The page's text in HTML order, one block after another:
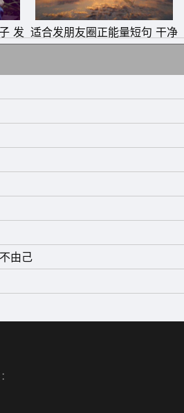
发 适合发朋友圈正能量短句 干净
励志短句
由己